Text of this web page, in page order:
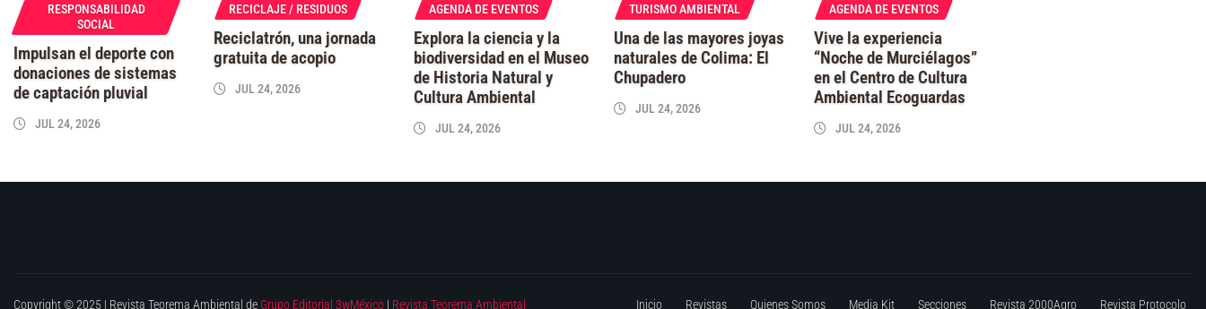
RESPONSABILIDAD
SOCIAL
Impulsan el deporte con
donaciones de sistemas
de captación pluvial
JUL 24, 2026
RECICLAJE / RESIDUOS
Reciclatrón, una jornada
gratuita de acopio
JUL 24, 2026
AGENDA DE EVENTOS
Explora la ciencia y la
biodiversidad en el Museo
de Historia Natural y
Cultura Ambiental
JUL 24, 2026
TURISMO AMBIENTAL
Una de las mayores joyas
naturales de Colima: El
Chupadero
JUL 24, 2026
AGENDA DE EVENTOS
Vive la experiencia
“Noche de Murciélagos”
en el Centro de Cultura
Ambiental Ecoguardas
JUL 24, 2026
Copyright © 2025 | Revista Teorema Ambiental de Grupo Editorial 3wMéxico | Revista Teorema Ambiental Inicio Revistas Quienes Somos Media Kit Secciones Revista 2000Agro Revista Protocolo